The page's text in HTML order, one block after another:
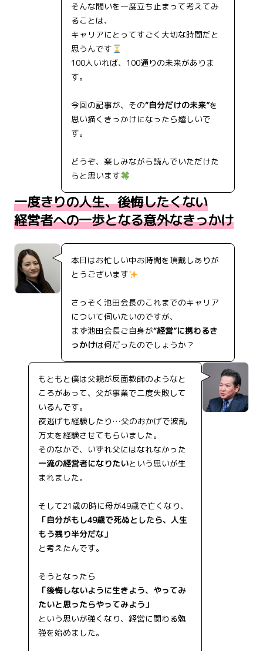
そんな問いを一度立ち止まって考えてみ
ることは、
キャリアにとってすごく大切な時間だと
思うんです
100人いれば、100通りの未来がありま
す。
今回の記事が、その“自分だけの未来”を
思い描くきっかけになったら嬉しいで
す。
どうぞ、楽しみながら読んでいただけた
らと思います
一度きりの人生、後悔したくない
経営者への一歩となる意外なきっかけ
本日はお忙しい中お時間を頂戴しありが
とうございます
さっそく池田会長のこれまでのキャリア
について伺いたいのですが、
まず池田会長ご自身が“経営”に携わるき
っかけは何だったのでしょうか？
もともと僕は父親が反面教師のようなと
ころがあって、父が事業で二度失敗して
いるんです。
夜逃げも経験したり…父のおかげで波乱
万丈を経験させてもらいました。
そのなかで、いずれ父にはなれなかった
一流の経営者になりたいという思いが生
まれました。
そして21歳の時に母が49歳で亡くなり、
「自分がもし49歳で死ぬとしたら、人生
もう残り半分だな」
と考えたんです。
そうとなったら
「後悔しないように生きよう、やってみ
たいと思ったらやってみよう」
という思いが強くなり、経営に関わる勉
強を始めました。